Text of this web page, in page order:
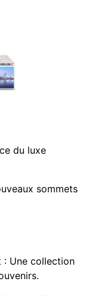
du luxe
sommets
: Une collection